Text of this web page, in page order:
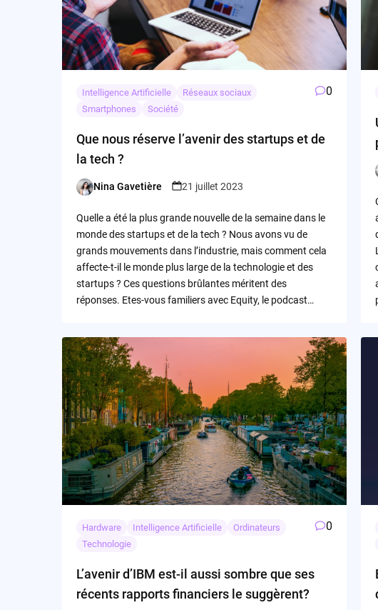
Intelligence Artificielle
Réseaux sociaux
Smartphones
Société
0
Que nous réserve l’avenir des startups et de
la tech ?
Posted
Nina Gavetière 21 juillet 2023
Quelle a été la plus grande nouvelle de la semaine dans le
monde des startups et de la tech ? Nous avons vu de
grands mouvements dans l’industrie, mais comment cela
affecte-t-il le monde plus large de la technologie et des
startups ? Ces questions brûlantes méritent des
réponses. Etes-vous familiers avec Equity, le podcast…
Hardware Intelligence Artificielle
Ordinateurs
Technologie
0
L’avenir d’IBM est-il aussi sombre que ses
récents rapports financiers le suggèrent?